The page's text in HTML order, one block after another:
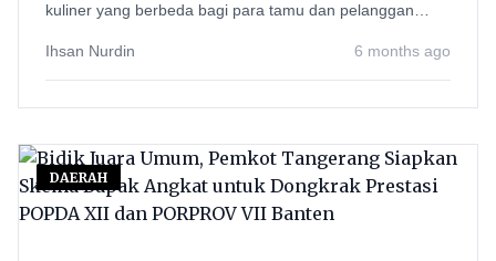
kuliner yang berbeda bagi para tamu dan pelanggan
Ihsan Nurdin
6 months ago
DAERAH